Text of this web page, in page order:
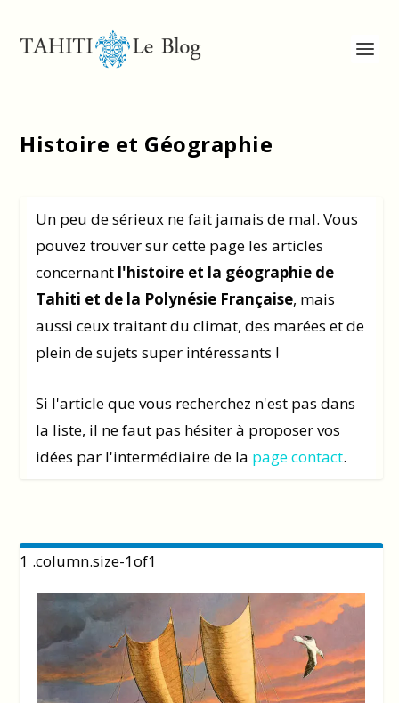
Histoire et Géographie
Un peu de sérieux ne fait jamais de mal. Vous
pouvez trouver sur cette page les articles
concernant l'histoire et la géographie de
Tahiti et de la Polynésie Française, mais
aussi ceux traitant du climat, des marées et de
plein de sujets super intéressants !
Si l'article que vous recherchez n'est pas dans
la liste, il ne faut pas hésiter à proposer vos
idées par l'intermédiaire de la page contact.